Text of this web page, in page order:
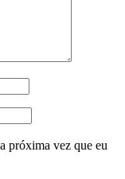
próxima vez que eu